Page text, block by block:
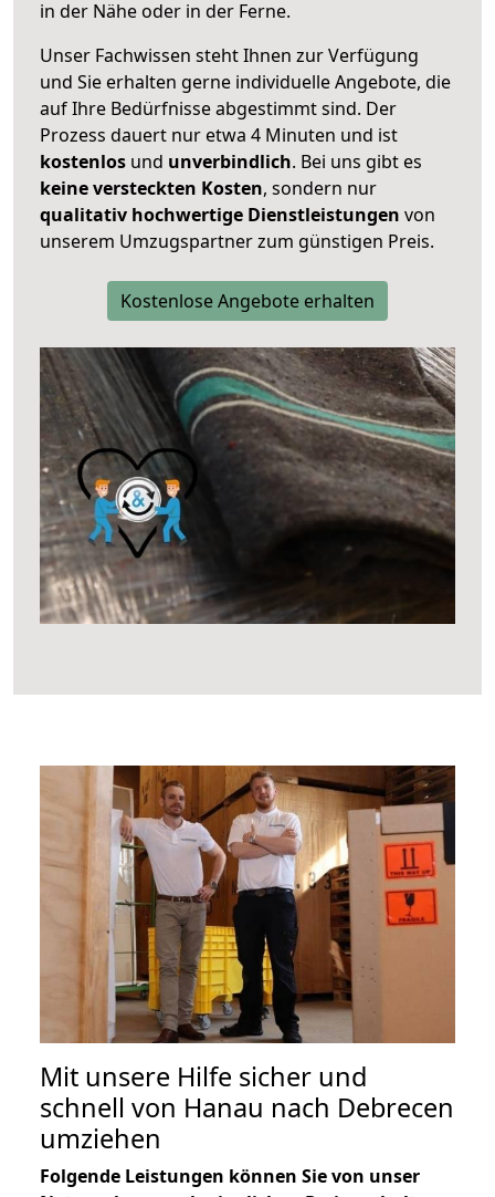
in der Nähe oder in der Ferne.
Unser Fachwissen steht Ihnen zur Verfügung
und Sie erhalten gerne individuelle Angebote, die
auf Ihre Bedürfnisse abgestimmt sind. Der
Prozess dauert nur etwa 4 Minuten und ist
kostenlos und unverbindlich. Bei uns gibt es
keine versteckten Kosten, sondern nur
qualitativ hochwertige Dienstleistungen von
unserem Umzugspartner zum günstigen Preis.
Kostenlose Angebote erhalten
Mit unsere Hilfe sicher und
schnell von Hanau nach Debrecen
umziehen
Folgende Leistungen können Sie von unser